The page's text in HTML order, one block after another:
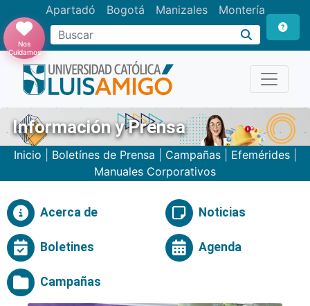
Apartadó Bogotá Manizales Montería
Buscar
Nos
Cuidamos
Información y Prensa
Inicio Boletínes de Prensa Campañas Efemérides
Manuales Corporativos
Acerca de Noticias
Boletines Agenda
Campañas